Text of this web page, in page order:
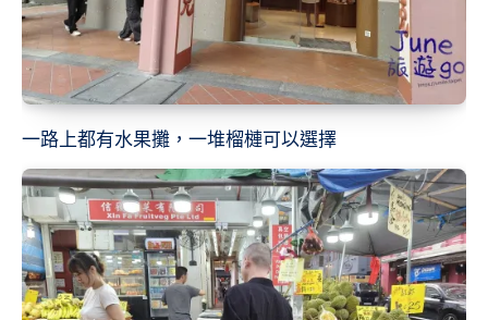
一路上都有水果攤，一堆榴槤可以選擇